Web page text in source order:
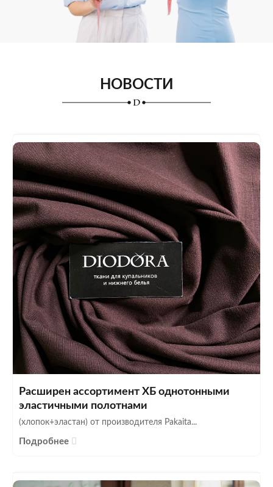
НОВОСТИ
Расширен ассортимент ХБ однотонными
эластичными полотнами
(хлопок+эластан) от производителя Pakaita...
Подробнее